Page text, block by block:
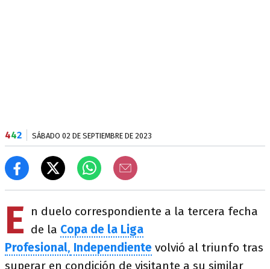
442 SÁBADO 02 DE SEPTIEMBRE DE 2023
E
n duelo correspondiente a la tercera fecha
de la Copa de la Liga
Profesional, Independiente volvió al triunfo tras
superar en condición de visitante a su similar